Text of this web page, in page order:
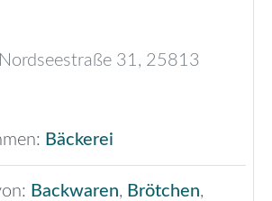
Nordseestraße 31 , 25813
Bäckerei
Backwaren, Brötchen,